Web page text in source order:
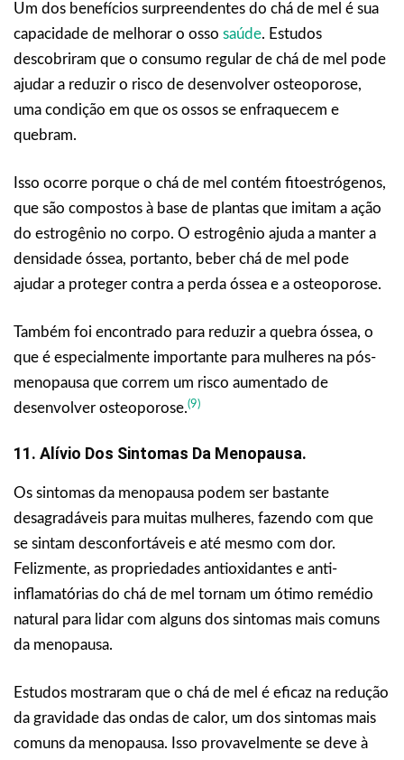
Um dos benefícios surpreendentes do chá de mel é sua
capacidade de melhorar o osso saúde. Estudos
descobriram que o consumo regular de chá de mel pode
ajudar a reduzir o risco de desenvolver osteoporose,
uma condição em que os ossos se enfraquecem e
quebram.
Isso ocorre porque o chá de mel contém fitoestrógenos,
que são compostos à base de plantas que imitam a ação
do estrogênio no corpo. O estrogênio ajuda a manter a
densidade óssea, portanto, beber chá de mel pode
ajudar a proteger contra a perda óssea e a osteoporose.
Também foi encontrado para reduzir a quebra óssea, o
que é especialmente importante para mulheres na pós-
menopausa que correm um risco aumentado de
desenvolver osteoporose.(9)
11. Alívio Dos Sintomas Da Menopausa.
Os sintomas da menopausa podem ser bastante
desagradáveis para muitas mulheres, fazendo com que
se sintam desconfortáveis e até mesmo com dor.
Felizmente, as propriedades antioxidantes e anti-
inflamatórias do chá de mel tornam um ótimo remédio
natural para lidar com alguns dos sintomas mais comuns
da menopausa.
Estudos mostraram que o chá de mel é eficaz na redução
da gravidade das ondas de calor, um dos sintomas mais
comuns da menopausa. Isso provavelmente se deve à